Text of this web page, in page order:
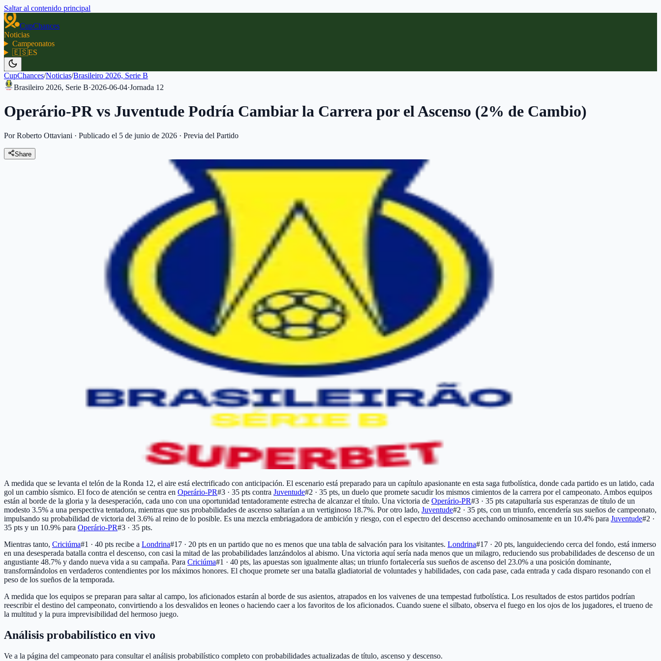
Saltar al contenido principal
CupChances
Noticias
Campeonatos
🇪🇸ES
CupChances/Noticias/Brasileiro 2026, Serie B
Brasileiro 2026, Serie B·2026-06-04·Jornada 12
Operário-PR vs Juventude Podría Cambiar la Carrera por el Ascenso (2% de Cambio)
Por Roberto Ottaviani · Publicado el 5 de junio de 2026 · Previa del Partido
Share
A medida que se levanta el telón de la Ronda 12, el aire está electrificado con anticipación. El escenario está preparado para un capítulo apasionante en esta saga futbolística, donde cada partido es un latido, cada
gol un cambio sísmico. El foco de atención se centra en Operário-PR#3 · 35 pts contra Juventude#2 · 35 pts, un duelo que promete sacudir los mismos cimientos de la carrera por el campeonato. Ambos equipos
están al borde de la gloria y la desesperación, cada uno con una oportunidad tentadoramente estrecha de alcanzar el título. Una victoria de Operário-PR#3 · 35 pts catapultaría sus esperanzas de título de un
modesto 3.5% a una perspectiva tentadora, mientras que sus probabilidades de ascenso saltarían a un vertiginoso 18.7%. Por otro lado, Juventude#2 · 35 pts, con un triunfo, encendería sus sueños de campeonato,
impulsando su probabilidad de victoria del 3.6% al reino de lo posible. Es una mezcla embriagadora de ambición y riesgo, con el espectro del descenso acechando ominosamente en un 10.4% para Juventude#2 ·
35 pts y un 10.9% para Operário-PR#3 · 35 pts.
Mientras tanto, Criciúma#1 · 40 pts recibe a Londrina#17 · 20 pts en un partido que no es menos que una tabla de salvación para los visitantes. Londrina#17 · 20 pts, languideciendo cerca del fondo, está inmerso
en una desesperada batalla contra el descenso, con casi la mitad de las probabilidades lanzándolos al abismo. Una victoria aquí sería nada menos que un milagro, reduciendo sus probabilidades de descenso de un
angustiante 48.7% y dando nueva vida a su campaña. Para Criciúma#1 · 40 pts, las apuestas son igualmente altas; un triunfo fortalecería sus sueños de ascenso del 23.0% a una posición dominante,
transformándolos en verdaderos contendientes por los máximos honores. El choque promete ser una batalla gladiatorial de voluntades y habilidades, con cada pase, cada entrada y cada disparo resonando con el
peso de los sueños de la temporada.
A medida que los equipos se preparan para saltar al campo, los aficionados estarán al borde de sus asientos, atrapados en los vaivenes de una tempestad futbolística. Los resultados de estos partidos podrían
reescribir el destino del campeonato, convirtiendo a los desvalidos en leones o haciendo caer a los favoritos de los aficionados. Cuando suene el silbato, observa el fuego en los ojos de los jugadores, el trueno de
la multitud y la pura imprevisibilidad del hermoso juego.
Análisis probabilístico en vivo
Ve a la página del campeonato para consultar el análisis probabilístico completo con probabilidades actualizadas de título, ascenso y descenso.